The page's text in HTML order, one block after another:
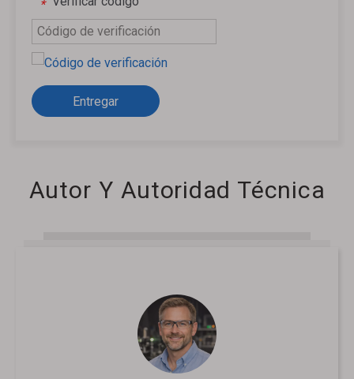
*
Entregar
Autor Y Autoridad Técnica